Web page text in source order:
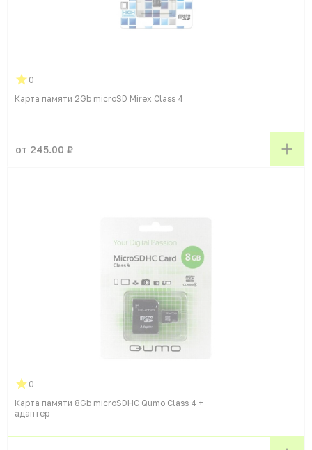
0
Карта памяти 2Gb microSD Mirex Class 4
от 245.00 ₽
0
Карта памяти 8Gb microSDHC Qumo Class 4 +
адаптер